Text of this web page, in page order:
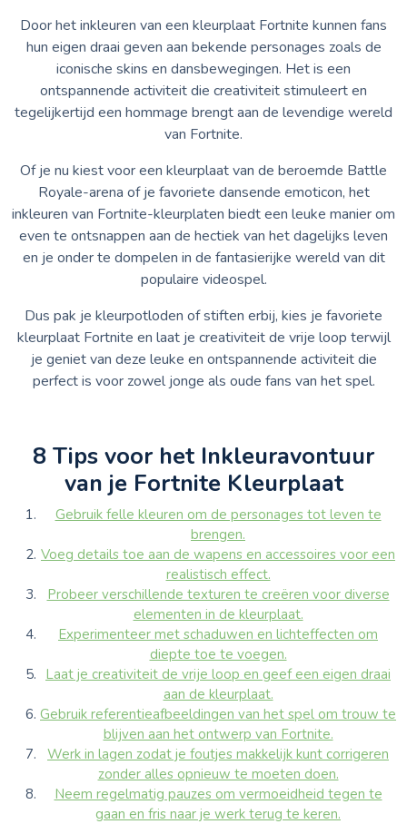
Door het inkleuren van een kleurplaat Fortnite kunnen fans
hun eigen draai geven aan bekende personages zoals de
iconische skins en dansbewegingen. Het is een
ontspannende activiteit die creativiteit stimuleert en
tegelijkertijd een hommage brengt aan de levendige wereld
van Fortnite.
Of je nu kiest voor een kleurplaat van de beroemde Battle
Royale-arena of je favoriete dansende emoticon, het
inkleuren van Fortnite-kleurplaten biedt een leuke manier om
even te ontsnappen aan de hectiek van het dagelijks leven
en je onder te dompelen in de fantasierijke wereld van dit
populaire videospel.
Dus pak je kleurpotloden of stiften erbij, kies je favoriete
kleurplaat Fortnite en laat je creativiteit de vrije loop terwijl
je geniet van deze leuke en ontspannende activiteit die
perfect is voor zowel jonge als oude fans van het spel.
8 Tips voor het Inkleuravontuur
van je Fortnite Kleurplaat
Gebruik felle kleuren om de personages tot leven te
brengen.
Voeg details toe aan de wapens en accessoires voor een
realistisch effect.
Probeer verschillende texturen te creëren voor diverse
elementen in de kleurplaat.
Experimenteer met schaduwen en lichteffecten om
diepte toe te voegen.
Laat je creativiteit de vrije loop en geef een eigen draai
aan de kleurplaat.
Gebruik referentieafbeeldingen van het spel om trouw te
blijven aan het ontwerp van Fortnite.
Werk in lagen zodat je foutjes makkelijk kunt corrigeren
zonder alles opnieuw te moeten doen.
Neem regelmatig pauzes om vermoeidheid tegen te
gaan en fris naar je werk terug te keren.